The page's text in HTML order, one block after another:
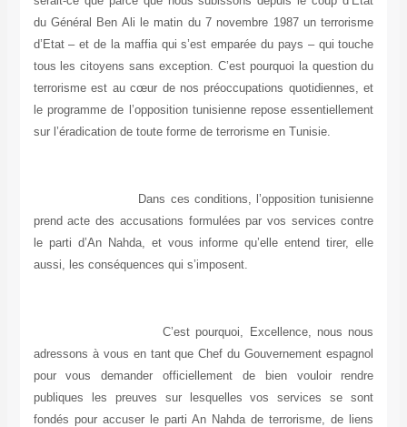
du Général Ben Ali le matin du 7 novembre 1987 un terrorisme
d’Etat – et de la maffia qui s’est emparée du pays – qui touche
tous les citoyens sans exception. C’est pourquoi la question du
terrorisme est au cœur de nos préoccupations quotidiennes, et
le programme de l’opposition tunisienne repose essentiellement
sur l’éradication de toute forme de terrorisme en Tunisie.
Dans ces conditions, l’opposition tunisienne
prend acte des accusations formulées par vos services contre
le parti d’An Nahda, et vous informe qu’elle entend tirer, elle
aussi, les conséquences qui s’imposent.
C’est pourquoi, Excellence, nous nous
adressons à vous en tant que Chef du Gouvernement espagnol
pour vous demander officiellement de bien vouloir rendre
publiques les preuves sur lesquelles vos services se sont
fondés pour accuser le parti An Nahda de terrorisme, de liens